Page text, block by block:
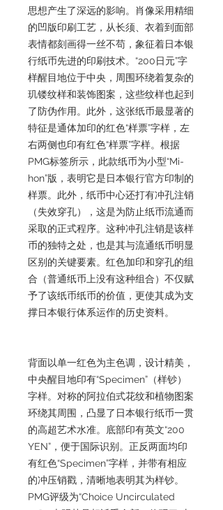
思想产生了深远的影响。肖像采用精细
的凹版印刷工艺，从长须、衣着到面部
表情都刻画得一丝不苟，象征着日本银
行纸币先进的印刷技术。“200日元”字
样醒目地位于中央，周围环绕着复杂的
玑镂纹样和装饰图案，这些纹样也起到
了防伪作用。此外，这张纸币最显著的
特征是通体加印的红色“样票”字样，左
右两侧也印有红色“样票”字样。根据
PMG标签所示，此款纸币为小型“Mi-
hon”版，表明它是日本银行官方印制的
样票。此外，纸币中心还打有冲孔注销
（失效穿孔），这是为防止纸币流通而
采取的正式程序。这种冲孔注销是该样
币的独特之处，也是其与流通纸币明显
区别的关键要素。红色加印和穿孔的组
合（普通纸币上没有这种组合）不仅赋
予了该纸币纸币的价值，更使其成为支
撑日本银行体系运作的历史资料。
背面以单一红色为主色调，设计精美，
中央醒目地印有“Specimen”（样钞）
字样。对称的阿拉伯式花纹和植物图案
环绕其周围，凸显了日本银行纸币一贯
的高超艺术水准。底部印有英文“200
YEN”，便于国际识别。正反两面均印
有红色“Specimen”字样，并带有相应
的冲压销戳，清晰地表明其为样钞。
PMG评级为“Choice Uncirculated